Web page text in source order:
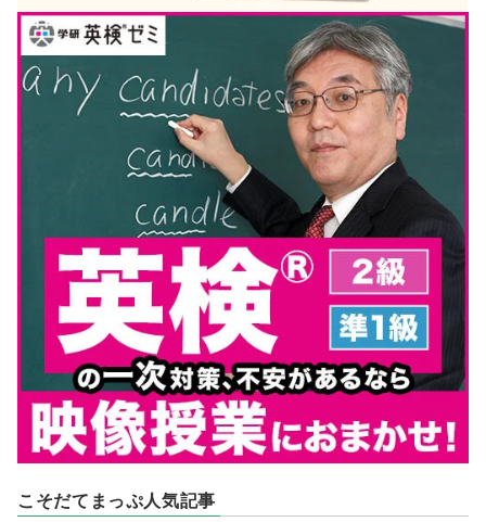
こそだてまっぷ人気記事